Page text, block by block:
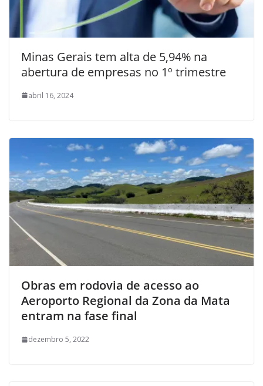
Minas Gerais tem alta de 5,94% na
abertura de empresas no 1º trimestre
abril 16, 2024
Obras em rodovia de acesso ao
Aeroporto Regional da Zona da Mata
entram na fase final
dezembro 5, 2022